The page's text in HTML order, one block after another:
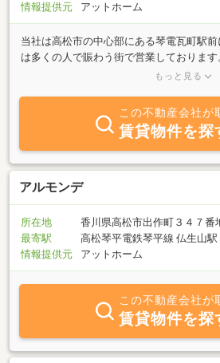
情報提供元
アットホーム
当社は高松市の中心部にある琴電瓦町駅
は多くの人で賑わう街で営業しておりま
をスタートさせる方は是非当社にご相談
るように豊富で新鮮な物件をご紹介させ
ご希望をお聞かせ下さい。当社の経験豊
ッタリのお部屋を探します。また土・日
でお気軽にお問い合せ下さい。
もっと見る
この不動産会社が
賃貸物件を探
アルモンデ
所在地
香川県高松市出作町３４７番
最寄駅
高松琴平電鉄琴平線 仏生山駅
情報提供元
アットホーム
この不動産会社が
賃貸物件を探